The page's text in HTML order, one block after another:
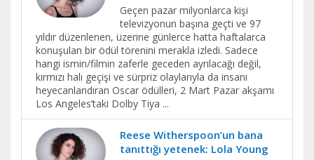
Geçen pazar milyonlarca kişi
televizyonun başına geçti ve 97
yıldır düzenlenen, üzerine günlerce hatta haftalarca
konuşulan bir ödül törenini merakla izledi. Sadece
hangi ismin/filmin zaferle geceden ayrılacağı değil,
kırmızı halı geçişi ve sürpriz olaylarıyla da insanı
heyecanlandıran Oscar ödülleri, 2 Mart Pazar akşamı
Los Angeles’taki Dolby Tiya ...
Reese Witherspoon’un bana
tanıttığı yetenek: Lola Young